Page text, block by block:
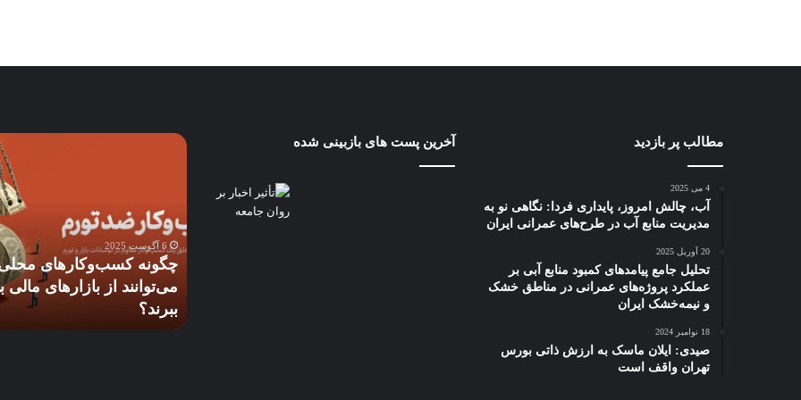
مطالب پر بازدید
4 می 2025
آب، چالش امروز، پایداری فردا: نگاهی نو به
مدیریت منابع آب در طرح‌های عمرانی ایران
20 آوریل 2025
تحلیل جامع پیامدهای کمبود منابع آبی بر
عملکرد پروژه‌های عمرانی در مناطق خشک
و نیمه‌خشک ایران
18 نوامبر 2024
صیدی: ایلان ماسک به ارزش ذاتی بورس
تهران واقف است
آخرین پست های بازبینی شده
پایداری
فردا:
نگاهی
به
مدیریت
در
نگاهی نو به مدیریت منابع آب در
چگونه
می‌توانند
از
چگونه کسب‌وکارهای محلی
می‌توانند از بازارهای مالی بهره
Stagflation
بازارهای
آمریکا:
آیا
فدرال
رزرو
مجبور